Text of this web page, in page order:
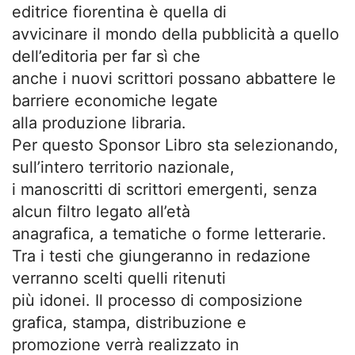
editrice fiorentina è quella di
avvicinare il mondo della pubblicità a quello
dell’editoria per far sì che
anche i nuovi scrittori possano abbattere le
barriere economiche legate
alla produzione libraria.
Per questo Sponsor Libro sta selezionando,
sull’intero territorio nazionale,
i manoscritti di scrittori emergenti, senza
alcun filtro legato all’età
anagrafica, a tematiche o forme letterarie.
Tra i testi che giungeranno in redazione
verranno scelti quelli ritenuti
più idonei. Il processo di composizione
grafica, stampa, distribuzione e
promozione verrà realizzato in